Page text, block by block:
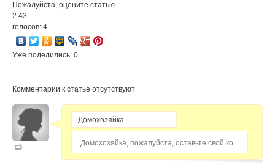
Пожалуйста, оцените статью
2.43
голосов: 4
Уже поделились: 0
Комментарии к статье отсутствуют
Домохозяйка, пожалуйста, оставьте свой комментарий...